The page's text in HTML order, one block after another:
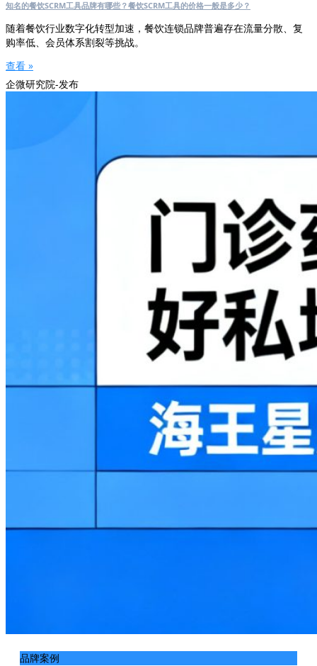
知名的餐饮SCRM工具品牌有哪些？餐饮SCRM工具的价格一般是多少？
随着餐饮行业数字化转型加速，餐饮连锁品牌普遍存在流量分散、复
购率低、会员体系割裂等挑战。
查看 »
企微研究院-发布
品牌案例